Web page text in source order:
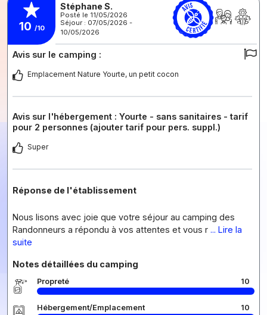
10 /10
Stéphane S.
Posté le 11/05/2026
Séjour : 07/05/2026 -
10/05/2026
Avis sur le camping :
Emplacement Nature Yourte, un petit cocon
Avis sur l'hébergement : Yourte - sans sanitaires - tarif
pour 2 personnes (ajouter tarif pour pers. suppl.)
Super
Réponse de l'établissement
Nous lisons avec joie que votre séjour au camping des
Randonneurs a répondu à vos attentes et vous r ... Lire la
suite
Notes détaillées du camping
Propreté 10
Hébergement/Emplacement 10